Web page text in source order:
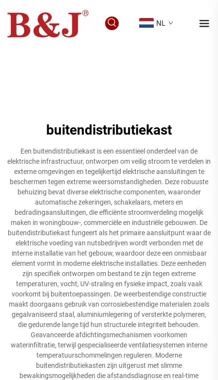
NL
buitendistributiekast
Een buitendistributiekast is een essentieel onderdeel van de
elektrische infrastructuur, ontworpen om veilig stroom te verdelen in
externe omgevingen en tegelijkertijd elektrische aansluitingen te
beschermen tegen extreme weersomstandigheden. Deze robuuste
behuizing bevat diverse elektrische componenten, waaronder
automatische zekeringen, schakelaars, meters en
bedradingaansluitingen, die efficiënte stroomverdeling mogelijk
maken in woningbouw-, commerciële en industriële gebouwen. De
buitendistributiekast fungeert als het primaire aansluitpunt waar de
elektrische voeding van nutsbedrijven wordt verbonden met de
interne installatie van het gebouw, waardoor deze een onmisbaar
element vormt in moderne elektrische installaties. Deze eenheden
zijn specifiek ontworpen om bestand te zijn tegen extreme
temperaturen, vocht, UV-straling en fysieke impact, zoals vaak
voorkomt bij buitentoepassingen. De weerbestendige constructie
maakt doorgaans gebruik van corrosiebestendige materialen zoals
gegalvaniseerd staal, aluminiumlegering of versterkte polymeren,
die gedurende lange tijd hun structurele integriteit behouden.
Geavanceerde afdichtingsmechanismen voorkomen
waterinfiltratie, terwijl gespecialiseerde ventilatiesystemen interne
temperatuurschommelingen reguleren. Moderne
buitendistributiekasten zijn uitgerust met slimme
bewakingsmogelijkheden die afstandsdiagnose en real-time